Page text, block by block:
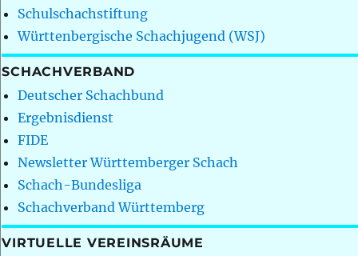
Schulschachstiftung
Württenbergische Schachjugend (WSJ)
SCHACHVERBAND
Deutscher Schachbund
Ergebnisdienst
FIDE
Newsletter Württemberger Schach
Schach-Bundesliga
Schachverband Württemberg
VIRTUELLE VEREINSRÄUME